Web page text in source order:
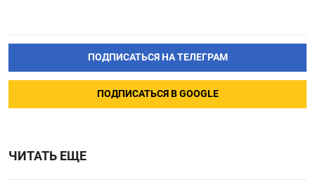
ПОДПИСАТЬСЯ НА ТЕЛЕГРАМ
ПОДПИСАТЬСЯ В GOOGLE
ЧИТАТЬ ЕЩЕ